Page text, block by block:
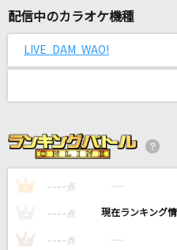
ウェルテル
浅草キッド
[生音]悲しみは雪のように
浜田省吾
ワンス・モア]
配信中のカラオケ機種
LIVE DAM WAO!
1 ---- 点 ----
---- 点 ----
3 ---- 点 ----